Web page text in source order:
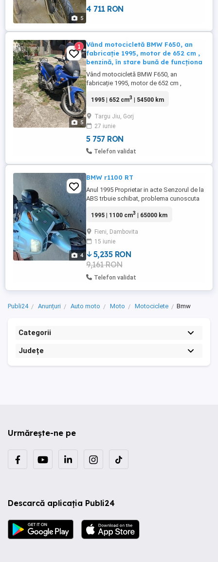
5
4 711 RON
5
1
Vând motocicletă BMW F650, an
fabricație 1995, motor de 652 cm ,
benzină, în stare bună de funcționa
Vând motocicletă BMW F650, an
fabricație 1995, motor de 652 cm ,
Motocicleta este cunoscută pentru
zilnică sau drumuri mai lungi. Detalii:
Motor: 652 cm , monocilindru Putere: 48
CP (35 kW) Pornire ușoară, funcționează ...
1995 | 652 cm3 | 54500 km
Targu Jiu, Gorj
27 iunie
5 757 RON
Telefon validat
4
BMW r1100 RT
Anul 1995 Proprietar in acte Senzorul de la
ABS trbuie schibat, problema cunoscuta
perfect si funcioneaza cum trbuie,fara
spate cu discuri de frana extra
1995 | 1100 cm3 | 65000 km
Fieni, Dambovita
15 iunie
5,235 RON
9,161 RON
Telefon validat
Publi24 Anunțuri Auto moto Moto Motociclete Bmw
Categorii
Județe
Urmărește-ne pe
Descarcă aplicația Publi24